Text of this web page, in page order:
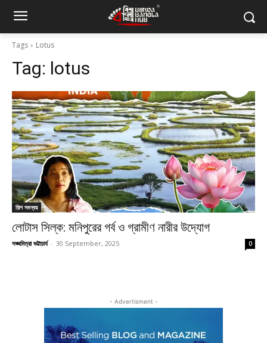
Tags Lotus
Tag: lotus
শিল্প সমন্বয়
লোটাস সিল্ক: মনিপুরের গর্ব ও গ্রামীণ নারীর উদ্যোগ
সঙ্ঘমিত্রা ভট্টাচার্য - 30 September, 2025 0
- Advertisment -